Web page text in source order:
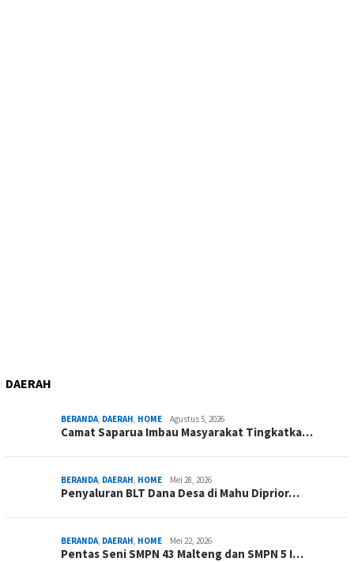
DAERAH
BERANDA DAERAH HOME Agustus 5, 2026
Camat Saparua Imbau Masyarakat Tingkatka…
BERANDA DAERAH HOME Mei 28, 2026
Penyaluran BLT Dana Desa di Mahu Diprior…
BERANDA DAERAH HOME Mei 22, 2026
Pentas Seni SMPN 43 Malteng dan SMPN 5 I…